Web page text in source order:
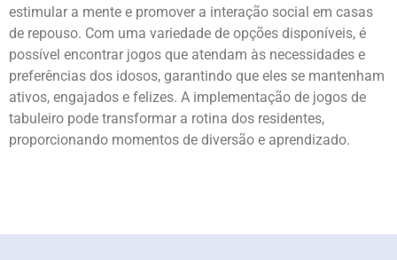
estimular a mente e promover a interação social em casas
de repouso. Com uma variedade de opções disponíveis, é
possível encontrar jogos que atendam às necessidades e
preferências dos idosos, garantindo que eles se mantenham
ativos, engajados e felizes. A implementação de jogos de
tabuleiro pode transformar a rotina dos residentes,
proporcionando momentos de diversão e aprendizado.